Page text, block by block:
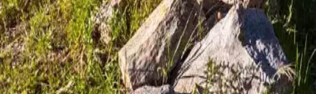
...
Menorca Explorer
Pueblos
Ferreries
Poblado de Son Mercer de Baix